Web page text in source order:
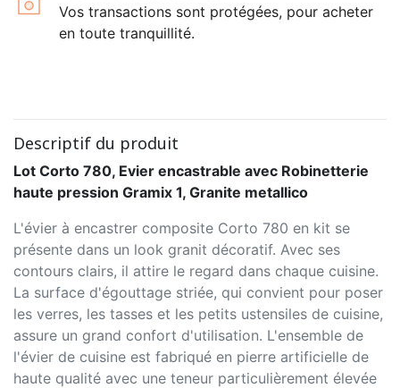
Vos transactions sont protégées, pour acheter
en toute tranquillité.
Descriptif du produit
Lot Corto 780, Evier encastrable avec Robinetterie
haute pression Gramix 1, Granite metallico
L'évier à encastrer composite Corto 780 en kit se
présente dans un look granit décoratif. Avec ses
contours clairs, il attire le regard dans chaque cuisine.
La surface d'égouttage striée, qui convient pour poser
les verres, les tasses et les petits ustensiles de cuisine,
assure un grand confort d'utilisation. L'ensemble de
l'évier de cuisine est fabriqué en pierre artificielle de
haute qualité avec une teneur particulièrement élevée